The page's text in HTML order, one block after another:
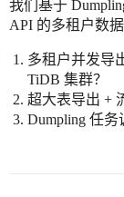
我们基于
API 的多租户数
多租户并发导
TiDB 集群？
超大表导出 +
Dumpling 任务